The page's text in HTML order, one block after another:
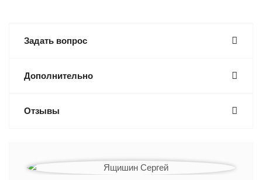
Задать вопрос
Дополнительно
Отзывы